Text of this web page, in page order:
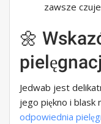
zawsze
🌼
Jedwab jest
jego piękno i blask
odpowiednia